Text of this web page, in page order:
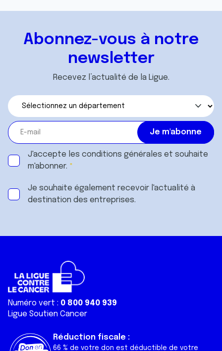
Abonnez-vous à notre
newsletter
Recevez l’actualité de la Ligue.
J'accepte les conditions générales et souhaite
m'abonner.
Je souhaite également recevoir l'actualité à
destination des entreprises.
Numéro vert : 0 800 940 939
Ligue Soutien Cancer
Réduction fiscale :
66 % de votre don est déductible de votre